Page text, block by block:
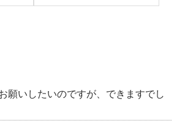
願いしたいのですが、できますでし